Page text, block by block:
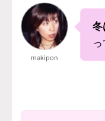
makipon
冬